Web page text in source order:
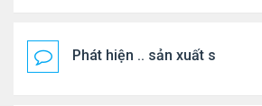
Phát hiện .. sản xuất sữa